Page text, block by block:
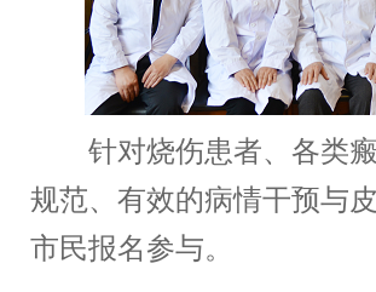
针对烧伤患者、各类瘢
规范、有效的病情干预与
市民报名参与。